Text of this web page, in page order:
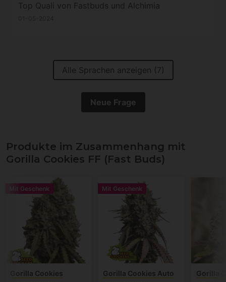
Top Quali von Fastbuds und Alchimia
Alle Sprachen anzeigen (7)
Neue Frage
Produkte im Zusammenhang mit
Gorilla Cookies FF (Fast Buds)
Mit Geschenk
Gorilla Cookies
Mit Geschenk
Gorilla Cookies Auto Gorilla